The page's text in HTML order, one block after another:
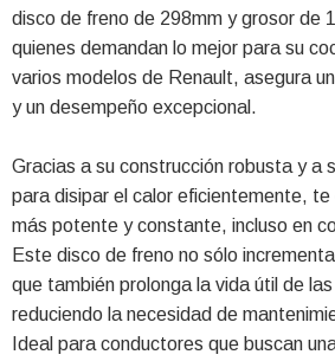
disco de freno de 298mm y grosor de
quienes demandan lo mejor para su
varios modelos de Renault, asegura
y un desempeño excepcional.
Gracias a su construcción robusta y a
para disipar el calor eficientemente,
más potente y constante, incluso en
Este disco de freno no sólo
que también prolonga la vida útil de
reduciendo la necesidad de
Ideal para conductores que buscan